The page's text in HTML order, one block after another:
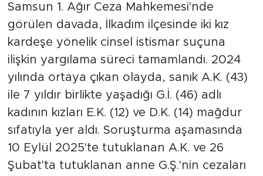
Samsun 1. Ağır Ceza Mahkemesi'nde
görülen davada, İlkadım ilçesinde iki kız
kardeşe yönelik cinsel istismar suçuna
ilişkin yargılama süreci tamamlandı. 2024
yılında ortaya çıkan olayda, sanık A.K. (43)
ile 7 yıldır birlikte yaşadığı G.İ. (46) adlı
kadının kızları E.K. (12) ve D.K. (14) mağdur
sıfatıyla yer aldı. Soruşturma aşamasında
10 Eylül 2025'te tutuklanan A.K. ve 26
Şubat'ta tutuklanan anne G.Ş.'nin cezaları